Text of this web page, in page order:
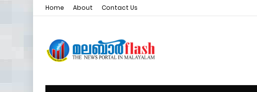
Home About Contact Us